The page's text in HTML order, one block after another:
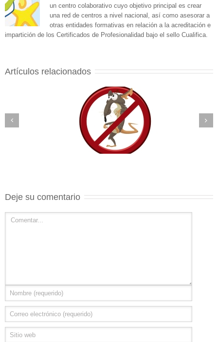
un centro colaborativo cuyo objetivo principal es crear
una red de centros a nivel nacional, así como asesorar a
otras entidades formativas en relación a la acreditación e
impartición de los Certificados de Profesionalidad bajo el sello Cualifica.
Artículos relacionados
Deje su comentario